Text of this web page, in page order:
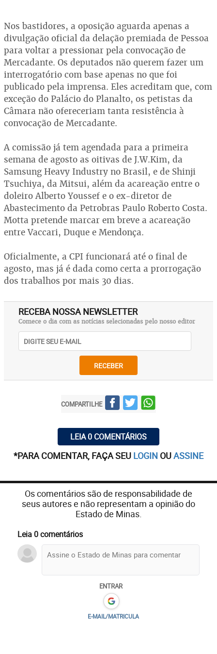
Nos bastidores, a oposição aguarda apenas a
divulgação oficial da delação premiada de Pessoa
para voltar a pressionar pela convocação de
Mercadante. Os deputados não querem fazer um
interrogatório com base apenas no que foi
publicado pela imprensa. Eles acreditam que, com
exceção do Palácio do Planalto, os petistas da
Câmara não ofereceriam tanta resistência à
convocação de Mercadante.
A comissão já tem agendada para a primeira
semana de agosto as oitivas de J.W.Kim, da
Samsung Heavy Industry no Brasil, e de Shinji
Tsuchiya, da Mitsui, além da acareação entre o
doleiro Alberto Youssef e o ex-diretor de
Abastecimento da Petrobras Paulo Roberto Costa.
Motta pretende marcar em breve a acareação
entre Vaccari, Duque e Mendonça.
Oficialmente, a CPI funcionará até o final de
agosto, mas já é dada como certa a prorrogação
dos trabalhos por mais 30 dias.
RECEBA NOSSA NEWSLETTER
Comece o dia com as notícias selecionadas pelo nosso editor
RECEBER
COMPARTILHE
LEIA 0 COMENTÁRIOS
*PARA COMENTAR, FAÇA SEU LOGIN OUASSINE
Os comentários são de responsabilidade de
seus autores e não representam a opinião do
Estado de Minas.
Leia 0 comentários
ENTRAR
E-MAIL/MATRICULA